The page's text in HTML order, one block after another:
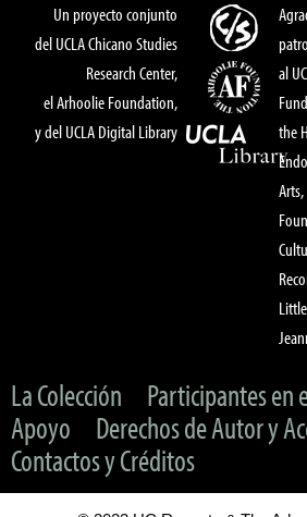
Un proyecto conjunto
del UCLA Chicano Studies
Research Center,
el Arhoolie Foundation,
y del UCLA Digital Library
al
the
La Colección
Participantes en
Apoyo
Derechos de Autor y
Contactos y Créditos